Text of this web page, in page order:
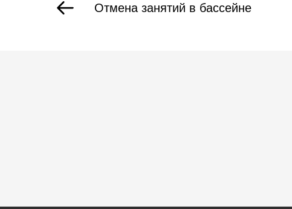
Отмена занятий в бассейне